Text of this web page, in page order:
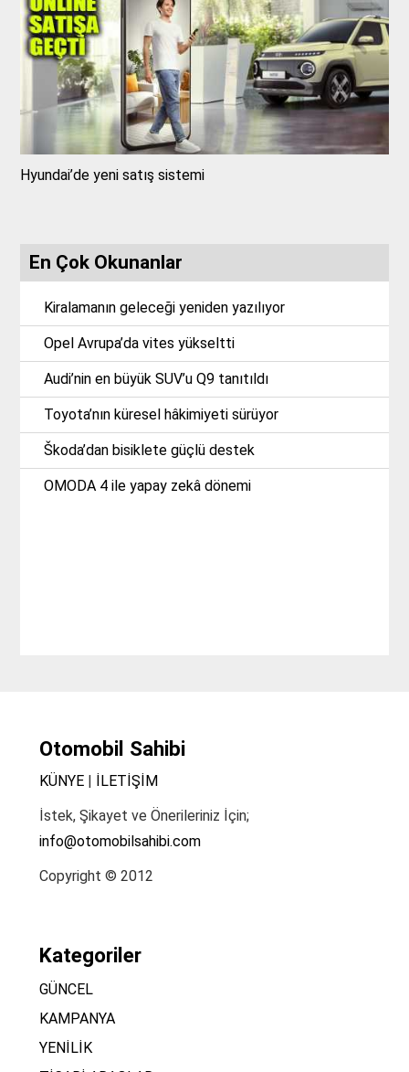
Hyundai’de yeni satış sistemi
En Çok Okunanlar
Kiralamanın geleceği yeniden yazılıyor
Opel Avrupa’da vites yükseltti
Audi’nin en büyük SUV’u Q9 tanıtıldı
Toyota’nın küresel hâkimiyeti sürüyor
Škoda’dan bisiklete güçlü destek
OMODA 4 ile yapay zekâ dönemi
Otomobil Sahibi
KÜNYE| İLETİŞİM
İstek, Şikayet ve Önerileriniz İçin;
info@otomobilsahibi.com
Copyright © 2012
Kategoriler
GÜNCEL
KAMPANYA
YENİLİK